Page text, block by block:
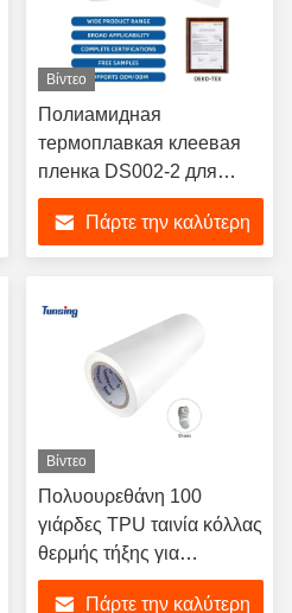
Βίντεο
Полиамидная
термоплавкая клеевая
пленка DS002-2 для
текстиля 90°C
термостойкий полиамид
для вышивки
Πάρτε την καλύτερη
Βίντεο
Πολυουρεθάνη 100
γιάρδες TPU ταινία κόλλας
θερμής τήξης για
υφασμάτινα υφάσματα
Πάρτε την καλύτερη